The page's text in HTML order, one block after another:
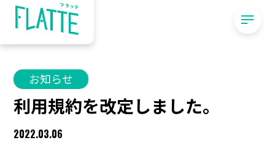
お知らせ
利用規約を改定しました。
2022.03.06